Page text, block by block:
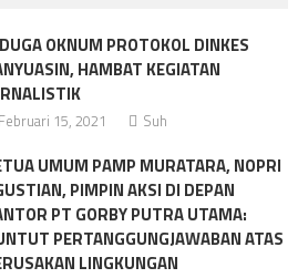
OKNUM PROTOKOL DINKES
HAMBAT KEGIATAN
Februari 15, 2021 Suh
UMUM PAMP MURATARA, NOPRI
PIMPIN AKSI DI DEPAN
PT GORBY PUTRA UTAMA:
PERTANGGUNGJAWABAN ATAS
LINGKUNGAN